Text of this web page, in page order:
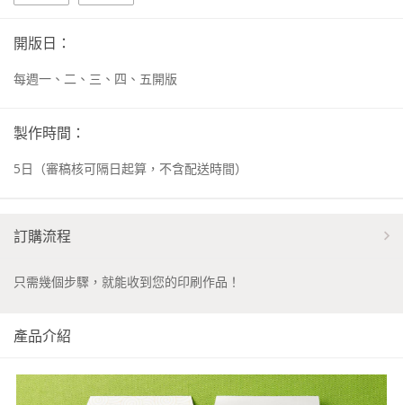
開版日：
每週一、二、三、四、五開版
製作時間：
5日 （審稿核可隔日起算，不含配送時間）
訂購流程
只需幾個步驟，就能收到您的印刷作品！
產品介紹